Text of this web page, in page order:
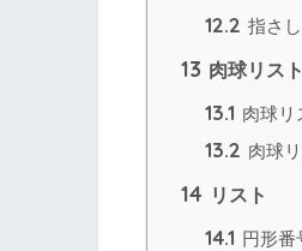
12.2 指さ
13 肉球リスト
13.1 肉球リ
13.2 肉球
14 リスト
14.1 円形番